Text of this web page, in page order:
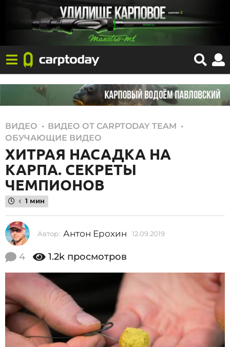
1
2
.
0
9
.
0
1
9
1
.
0
9
ВИДЕО ,ВИДЕО ОТ CARPTODAY TEAM
ОБУЧАЮЩИЕ ВИДЕО
ХИТРАЯ НАСАДКА НА
КАРПА. СЕКРЕТЫ
ЧЕМПИОНОВ
1 мин
Автор: Антон Ерохин 12.09.2019
9
4 1.2k просмотров